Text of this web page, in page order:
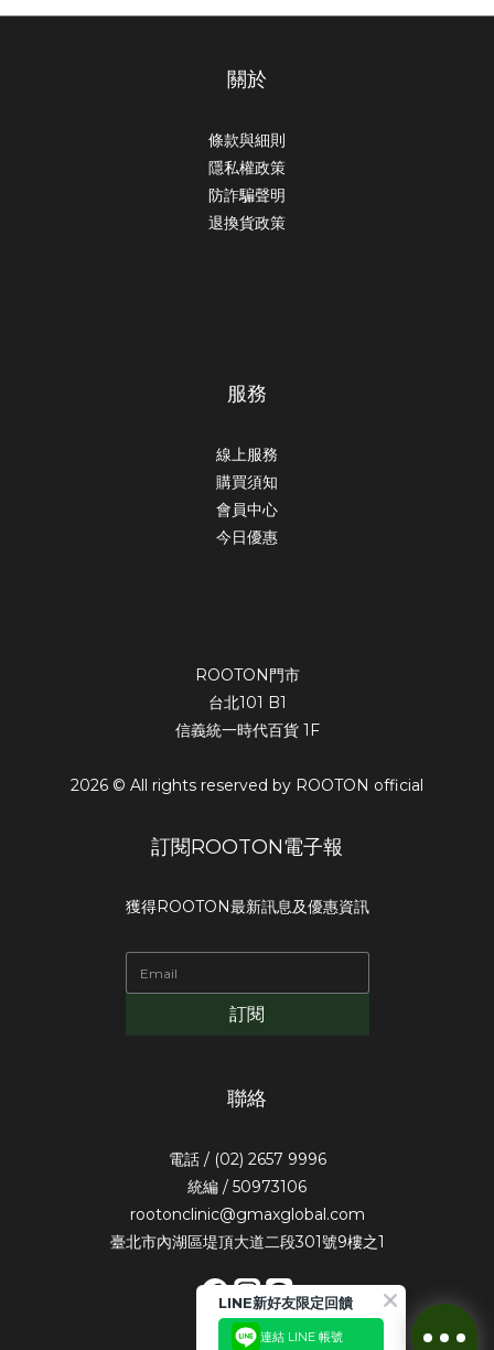
關於
條款與細則
隱私權政策
防詐騙聲明
退換貨政策
服務
線上服務
購買須知
會員中心
今日優惠
ROOTON門市
台北101 B1
信義統一時代百貨 1F
2026 © All rights reserved by ROOTON official
訂閱ROOTON電子報
獲得ROOTON最新訊息及優惠資訊
訂閱
聯絡
電話 / (02) 2657 9996
統編 / 50973106
rootonclinic@gmaxglobal.com
臺北市內湖區堤頂大道二段301號9樓之1
LINE新好友限定回饋
連結 LINE 帳號